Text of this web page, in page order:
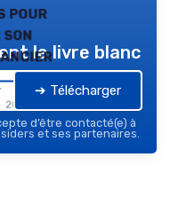
pour
le livre blanc
➔ Télécharger
d’être contacté(e) à
et ses partenaires.